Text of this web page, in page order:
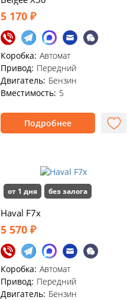
5 170 ₽
Коробка: Автомат
Привод: Передний
Двигатель: Бензин
Вместимость: 5
Подробнее
от 1 дня без залога
Haval F7x
5 570 ₽
Коробка: Автомат
Привод: Передний
Двигатель: Бензин